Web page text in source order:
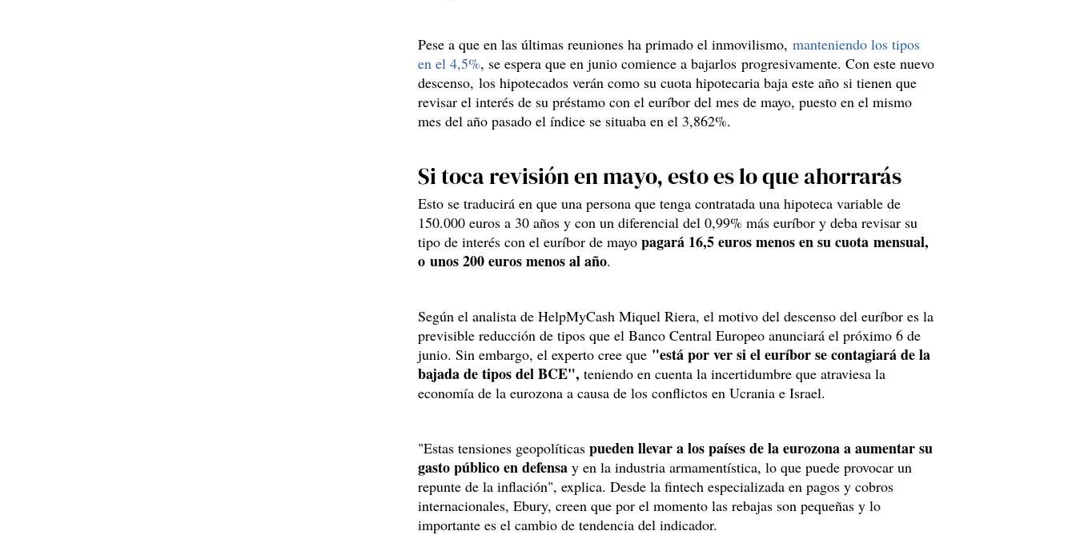
Pese a que en las últimas reuniones ha primado el inmovilismo, manteniendo los tipos
en el 4,5%, se espera que en junio comience a bajarlos progresivamente. Con este nuevo
descenso, los hipotecados verán como su cuota hipotecaria baja este año si tienen que
revisar el interés de su préstamo con el euríbor del mes de mayo, puesto en el mismo
mes del año pasado el índice se situaba en el 3,862%.
Si toca revisión en mayo, esto es lo que ahorrarás
Esto se traducirá en que una persona que tenga contratada una hipoteca variable de
150.000 euros a 30 años y con un diferencial del 0,99% más euríbor y deba revisar su
tipo de interés con el euríbor de mayo pagará 16,5 euros menos en su cuota mensual,
o unos 200 euros menos al año.
Según el analista de HelpMyCash Miquel Riera, el motivo del descenso del euríbor es la
previsible reducción de tipos que el Banco Central Europeo anunciará el próximo 6 de
junio. Sin embargo, el experto cree que "está por ver si el euríbor se contagiará de la
bajada de tipos del BCE", teniendo en cuenta la incertidumbre que atraviesa la
economía de la eurozona a causa de los conflictos en Ucrania e Israel.
"Estas tensiones geopolíticas pueden llevar a los países de la eurozona a aumentar su
gasto público en defensa y en la industria armamentística, lo que puede provocar un
repunte de la inflación", explica. Desde la fintech especializada en pagos y cobros
internacionales, Ebury, creen que por el momento las rebajas son pequeñas y lo
importante es el cambio de tendencia del indicador.